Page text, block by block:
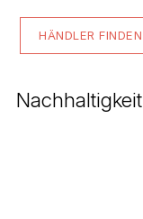
HÄNDLER FINDEN
Nachhaltigkeit